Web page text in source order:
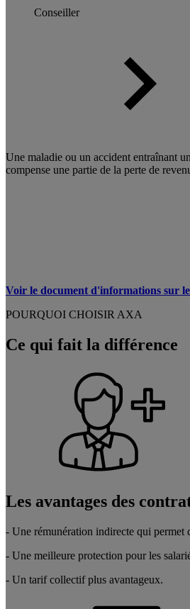
Conseiller
Une maladie ou un accident entraînant
compense une partie de la perte de
Voir le document d'informations sur
POURQUOI CHOISIR AXA
Ce qui fait la différence
Les avantages des
- Une rémunération indirecte qui permet
- Une meilleure protection pour les
- Un tarif collectif plus avantageux.